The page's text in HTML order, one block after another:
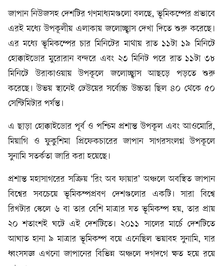
জাপান নিউজসহ দেশটির গণমাধ্যমগুলো বলছে, ভূমিকম্পের প্রভাবে
এরই মধ্যে উপকূলীয় এলাকায় জলোচ্ছ্বাস দেখা দিতে শুরু করেছে।
এর মধ্যে ভূমিকম্পের চার মিনিটের মাথায় রাত ১১টা ১৯ মিনিটে
হোক্কাইডোর মুরোরান বন্দরে এবং ২৩ মিনিট পরে রাত ১১টা ৩৮
মিনিটে উরাকাওয়ায় উপকূলে জলোচ্ছ্বাস আছড়ে পড়তে শুরু
করেছে। উভয় স্থানেই ঢেউয়ের সর্বোচ্চ উচ্চতা ছিল ৪০ থেকে ৫০
সেন্টিমিটার পর্যন্ত।
এ ছাড়া হোক্কাইডোর পূর্ব ও পশ্চিম প্রশান্ত উপকূল এবং আওমোরি,
মিয়াগি ও ফুকুশিমা প্রিফেকচারের জাপান সাগরসংলগ্ন উপকূলে
সুনামি সতর্কতা জারি করা হয়েছে।
প্রশান্ত মহাসাগরের সক্রিয় ‘রিং অব ফায়ার’ অঞ্চলে অবস্থিত জাপান
বিশ্বের সবচেয়ে ভূমিকম্পপ্রবণ দেশগুলোর একটি। সারা বিশ্বে
রিখটার স্কেলে ৬ বা তার বেশি মাত্রার যত ভূমিকম্প হয়, তার প্রায়
২০ শতাংশই ঘটে এই দেশটিতে। ২০১১ সালের মার্চে দেশটিতে
আঘাত হানা ৯ মাত্রার ভূমিকম্প বয়ে এনেছিল ভয়াবহ সুনামি, যার
ধ্বংসযজ্ঞ এখনো জাপানের বিভিন্ন অঞ্চলে দগদগে ক্ষত হয়ে রয়ে